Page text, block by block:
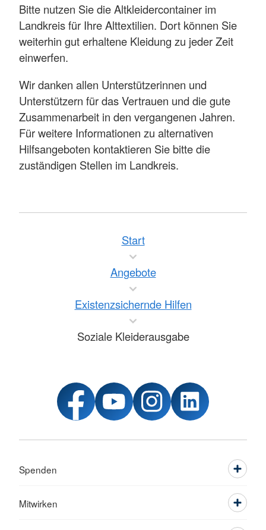
Bitte nutzen Sie die Altkleidercontainer im
Landkreis für Ihre Alttextilien. Dort können Sie
weiterhin gut erhaltene Kleidung zu jeder Zeit
einwerfen.
Wir danken allen Unterstützerinnen und
Unterstützern für das Vertrauen und die gute
Zusammenarbeit in den vergangenen Jahren.
Für weitere Informationen zu alternativen
Hilfsangeboten kontaktieren Sie bitte die
zuständigen Stellen im Landkreis.
Start
Angebote
Existenzsichernde Hilfen
Soziale Kleiderausgabe
Spenden
Mitwirken